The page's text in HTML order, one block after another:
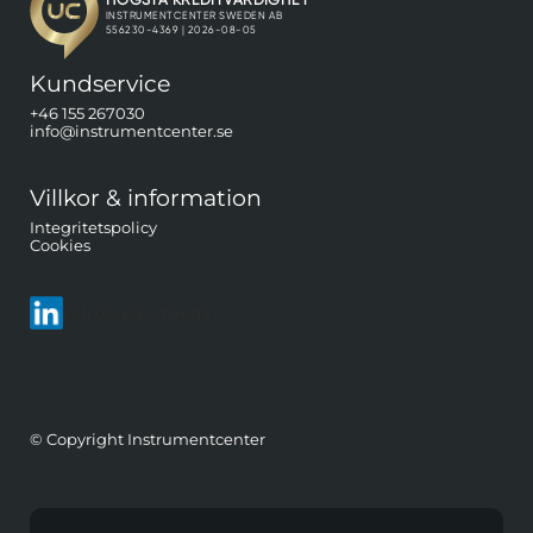
Kundservice
+46 155 267030
info@instrumentcenter.se
Villkor & information
Integritetspolicy
Cookies
© Copyright Instrumentcenter